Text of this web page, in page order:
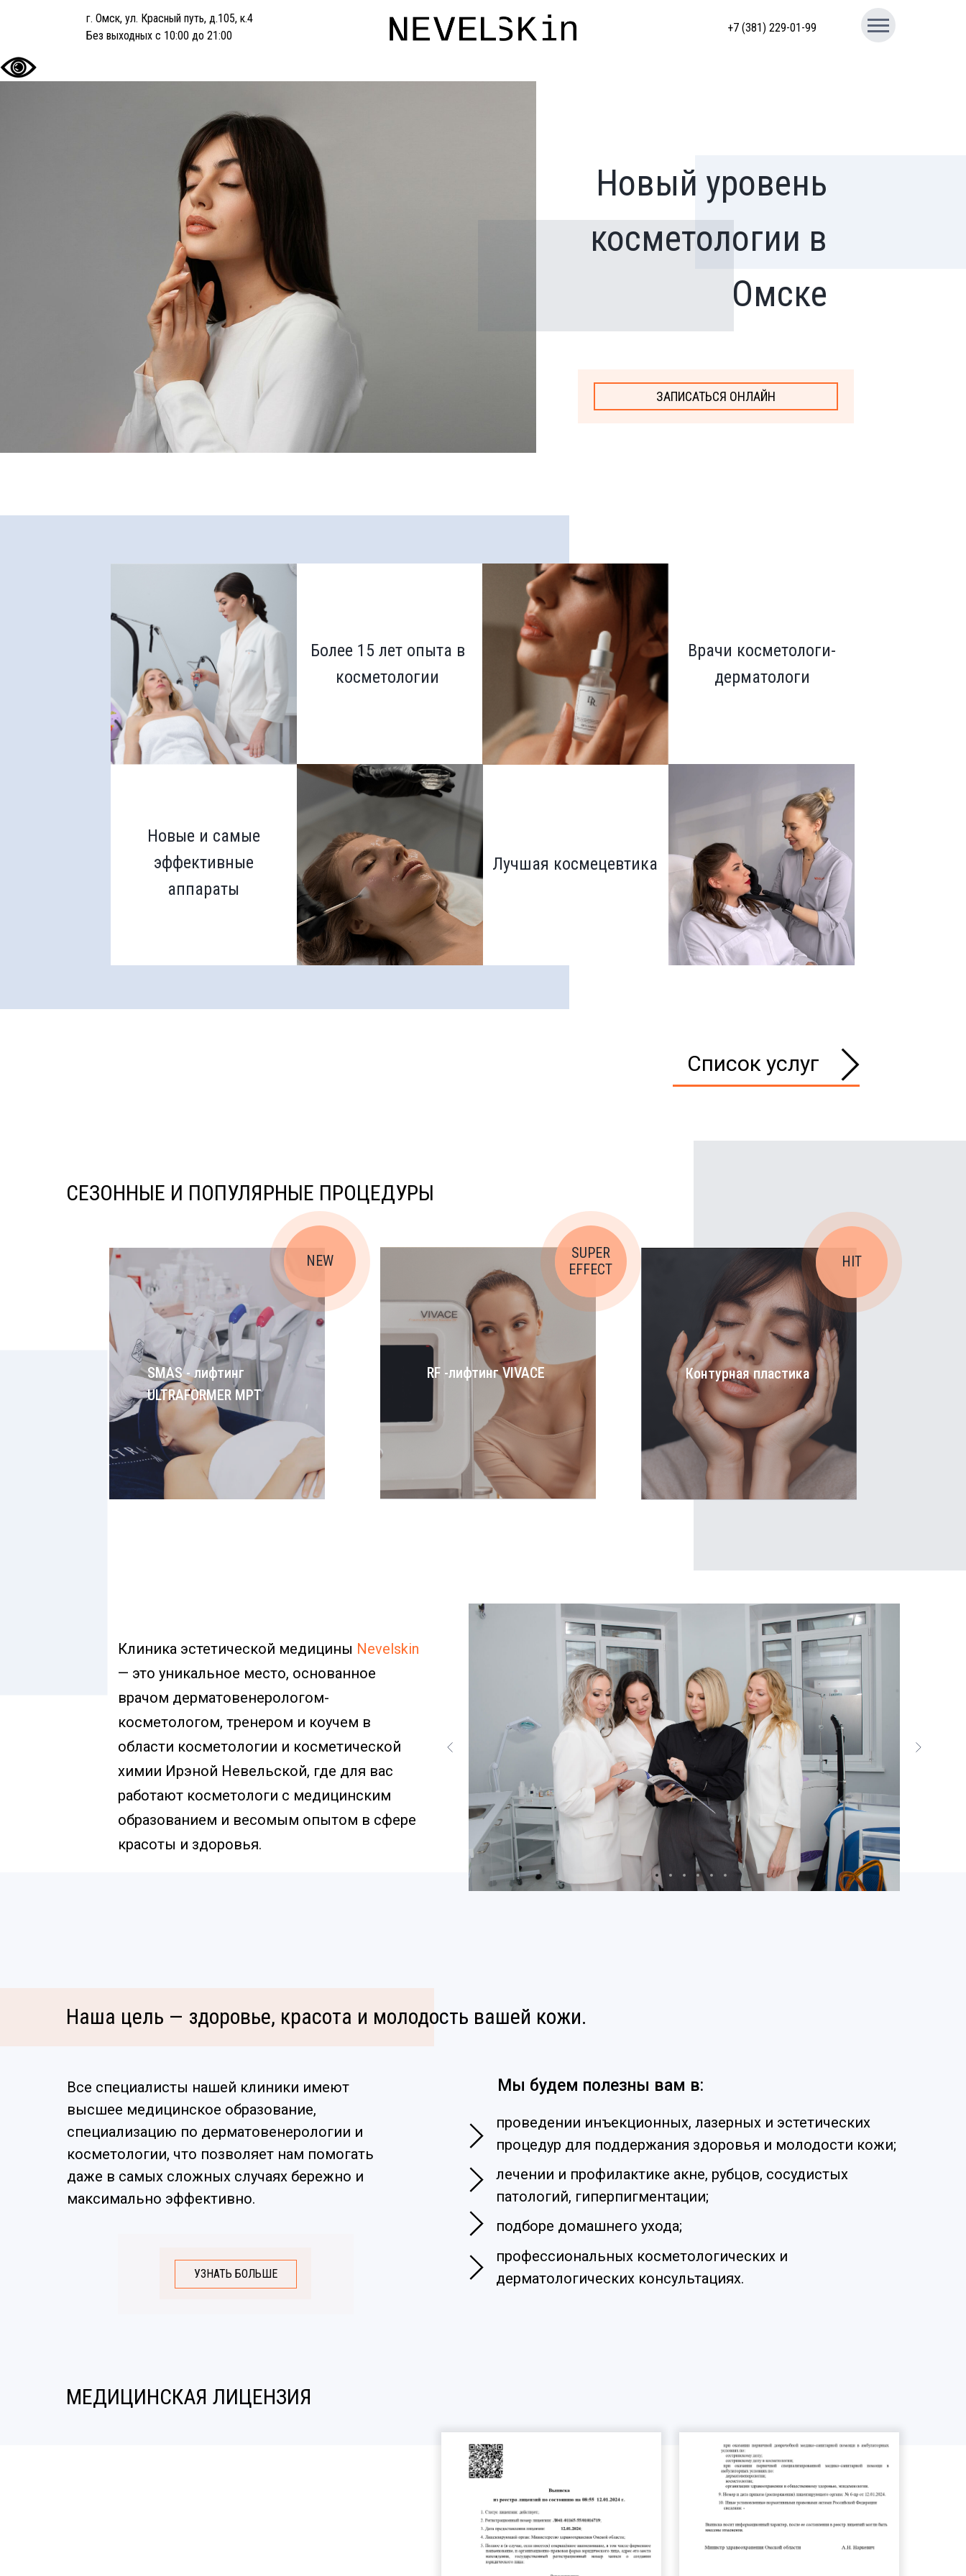
г. Омск, ул. Красный путь, д.105, к.4
Без выходных с 10:00 до 21:00
+7 (381) 229-01-99
Новый уровень
косметологии в
Омске
ЗАПИСАТЬСЯ ОНЛАЙН
Врачи косметологи-
дерматологи
Более 15 лет опыта в
косметологии
Лучшая космецевтика
Новые и самые
эффективные
аппараты
Список услуг
СЕЗОННЫЕ И ПОПУЛЯРНЫЕ ПРОЦЕДУРЫ
SMAS - лифтинг
ULTRAFORMER MPT
RF -лифтинг VIVACE Контурная пластика
HIT
NEW
SUPER
EFFECT
Клиника эстетической медицины Nevelskin
— это уникальное место, основанное
врачом дерматовенерологом-
косметологом, тренером и коучем в
области косметологии и косметической
химии Ирэной Невельской, где для вас
работают косметологи с медицинским
образованием и весомым опытом в сфере
красоты и здоровья.
Наша цель — здоровье, красота и молодость вашей кожи.
Все специалисты нашей клиники имеют
высшее медицинское образование,
специализацию по дерматовенерологии и
косметологии, что позволяет нам помогать
даже в самых сложных случаях бережно и
максимально эффективно.
лечении и профилактике акне, рубцов, сосудистых
патологий, гиперпигментации;
проведении инъекционных, лазерных и эстетических
процедур для поддержания здоровья и молодости кожи;
подборе домашнего ухода;
профессиональных косметологических и
дерматологических консультациях.
Мы будем полезны вам в:
УЗНАТЬ БОЛЬШЕ
МЕДИЦИНСКАЯ ЛИЦЕНЗИЯ